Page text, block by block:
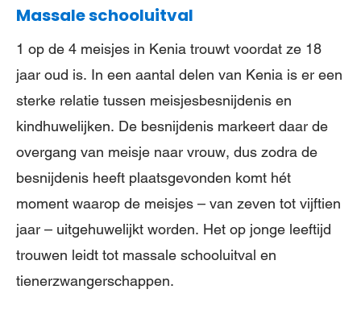
Massale schooluitval
1 op de 4 meisjes in Kenia trouwt voordat ze 18
jaar oud is. In een aantal delen van Kenia is er een
sterke relatie tussen meisjesbesnijdenis en
kindhuwelijken. De besnijdenis markeert daar de
overgang van meisje naar vrouw, dus zodra de
besnijdenis heeft plaatsgevonden komt hét
moment waarop de meisjes – van zeven tot vijftien
jaar – uitgehuwelijkt worden. Het op jonge leeftijd
trouwen leidt tot massale schooluitval en
tienerzwangerschappen.